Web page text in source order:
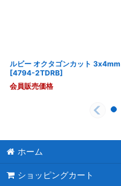
ルビー オクタゴンカット 3x4mm
[4794-2TDRB]
会員販売価格
ホーム
ショッピングカート